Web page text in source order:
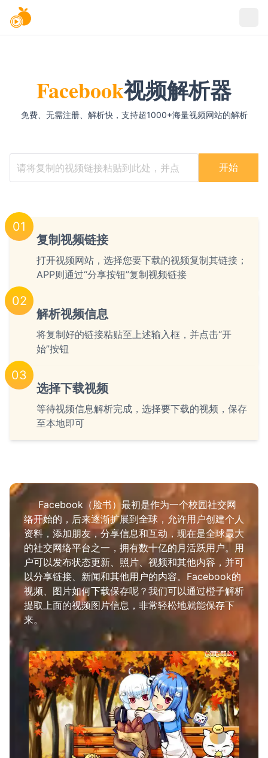
Facebook视频解析器
免费、无需注册、解析快，支持超1000+海量视频网站的解析
请将复制的视频链接粘贴到此处，并点击开始按钮开始
01
复制视频链接
打开视频网站，选择您要下载的视频复制其链接；
APP则通过“分享按钮”复制视频链接
02
解析视频信息
将复制好的链接粘贴至上述输入框，并点击“开
始”按钮
03
选择下载视频
等待视频信息解析完成，选择要下载的视频，保存
至本地即可
Facebook（脸书）最初是作为一个校园社交网
络开始的，后来逐渐扩展到全球，允许用户创建个人
资料，添加朋友，分享信息和互动，现在是全球最大
的社交网络平台之一，拥有数十亿的月活跃用户。用
户可以发布状态更新、照片、视频和其他内容，并可
以分享链接、新闻和其他用户的内容。Facebook的
视频、图片如何下载保存呢？我们可以通过橙子解析
提取上面的视频图片信息，非常轻松地就能保存下
来。